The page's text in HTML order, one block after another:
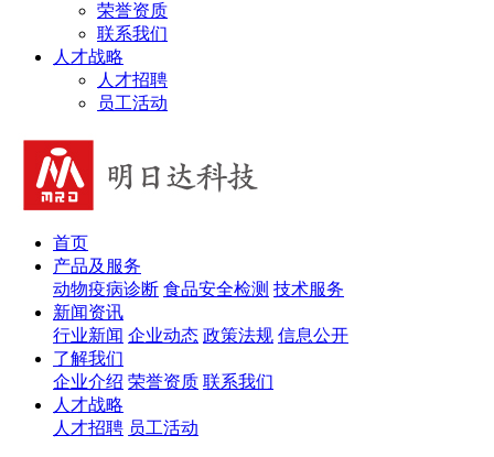
荣誉资质
联系我们
人才战略
人才招聘
员工活动
首页
产品及服务
动物疫病诊断 食品安全检测 技术服务
新闻资讯
行业新闻 企业动态 政策法规 信息公开
了解我们
企业介绍 荣誉资质 联系我们
人才战略
人才招聘 员工活动